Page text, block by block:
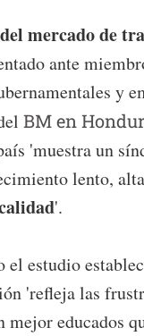
mercado de
ante
y
BM en
'muestra un
lento,
'.
el estudio
'refleja las
mejor educados